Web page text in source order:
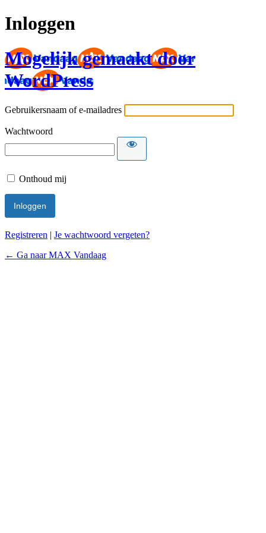
Inloggen
Mogelijk gemaakt door
WordPress
Gebruikersnaam of e-mailadres
Wachtwoord
Onthoud mij
Registreren | Je wachtwoord vergeten?
← Ga naar MAX Vandaag